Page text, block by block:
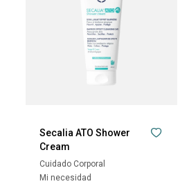
Secalia ATO Shower
Cream
Cuidado Corporal
Mi necesidad